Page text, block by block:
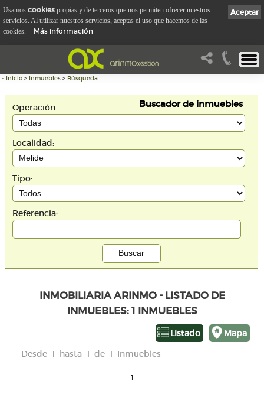
:: Inicio > Inmuebles > Búsqueda
Buscador de inmuebles
Operación:
Localidad:
Tipo:
Referencia:
INMOBILIARIA ARINMO - LISTADO DE
INMUEBLES: 1 INMUEBLES
Mapa
Listado
Desde 1 hasta 1 de 1 Inmuebles
1
Aceptar
Usamos cookies propias y de terceros que nos permiten ofrecer nuestros
servicios. Al utilizar nuestros servicios, aceptas el uso que hacemos de las
cookies.
Más información